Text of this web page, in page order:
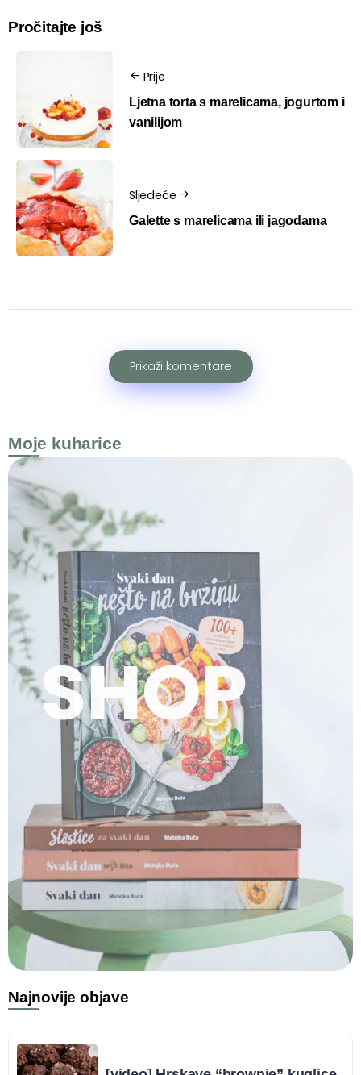
Pročitajte još
Prije
Ljetna torta s marelicama, jogurtom i
vanilijom
Sljedeće
Galette s marelicama ili jagodama
Prikaži komentare
Moje kuharice
SHOP
Najnovije objave